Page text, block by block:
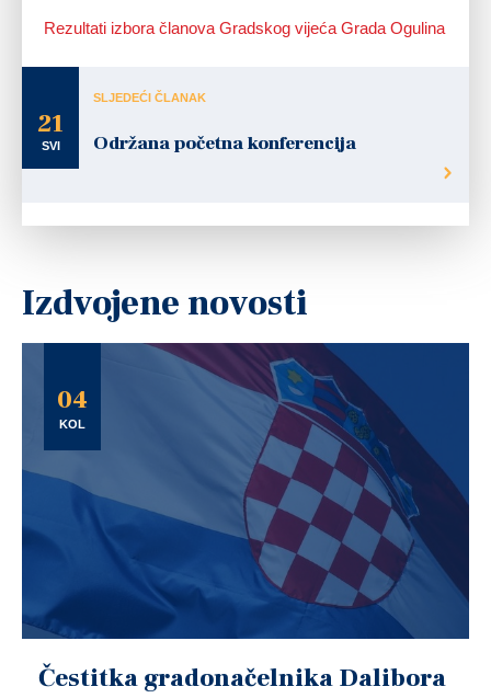
Rezultati izbora članova Gradskog vijeća Grada Ogulina
21
SVI
SLJEDEĆI ČLANAK
Održana početna konferencija
Izdvojene novosti
04
KOL
Čestitka gradonačelnika Dalibora